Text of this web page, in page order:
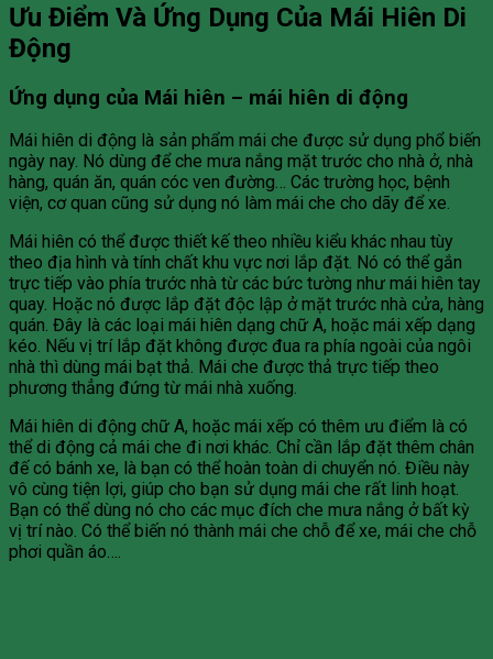
Ưu Điểm Và Ứng Dụng Của Mái Hiên Di
Động
Ứng dụng của Mái hiên – mái hiên di động
Mái hiên di động là sản phẩm mái che được sử dụng phổ biến
ngày nay. Nó dùng để che mưa nắng mặt trước cho nhà ở, nhà
hàng, quán ăn, quán cóc ven đường… Các trường học, bệnh
viện, cơ quan cũng sử dụng nó làm mái che cho dãy để xe.
Mái hiên có thể được thiết kế theo nhiều kiểu khác nhau tùy
theo địa hình và tính chất khu vực nơi lắp đặt. Nó có thể gắn
trực tiếp vào phía trước nhà từ các bức tường như mái hiên tay
quay. Hoặc nó được lắp đặt độc lập ở mặt trước nhà cửa, hàng
quán. Đây là các loại mái hiên dạng chữ A, hoặc mái xếp dạng
kéo. Nếu vị trí lắp đặt không được đua ra phía ngoài của ngôi
nhà thì dùng mái bạt thả. Mái che được thả trực tiếp theo
phương thẳng đứng từ mái nhà xuống.
Mái hiên di động chữ A, hoặc mái xếp có thêm ưu điểm là có
thể di động cả mái che đi nơi khác. Chỉ cần lắp đặt thêm chân
đế có bánh xe, là bạn có thể hoàn toàn di chuyển nó. Điều này
vô cùng tiện lợi, giúp cho bạn sử dụng mái che rất linh hoạt.
Bạn có thể dùng nó cho các mục đích che mưa nắng ở bất kỳ
vị trí nào. Có thể biến nó thành mái che chỗ để xe, mái che chỗ
phơi quần áo….